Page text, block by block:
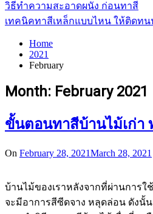
วิธีทำความสะอาดผนัง ก่อนทาสี
เทคนิคทาสีเหล็กแบบไหน ให้ติดท
Home
2021
February
Month: February 2021
ขั้นตอนทาสีบ้านไม้เก่า
On February 28, 2021March 28, 2021
บ้านไม้ของเราหลังจากที่ผ่านการใ
จะมีอาการสีซีดจาง หลุดล่อน ดังนั้